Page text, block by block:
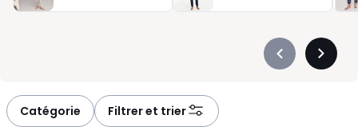
Précédent
Catégorie Filtrer et trier